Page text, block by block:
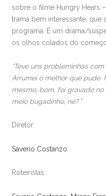
sobre o filme Hungry Hears
trama bem interessante, que
programa. É um drama/
os olhos colados do
*Teve uns probleminhas
Arrumei o melhor que pude.
mesmo, bom, foi gravado
meio bugadinho, né?*
Diretor:
Saverio Costanzo
Roteiristas: